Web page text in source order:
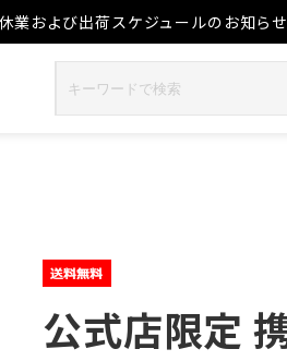
業および出荷スケジュールのお知らせ
公式店限定